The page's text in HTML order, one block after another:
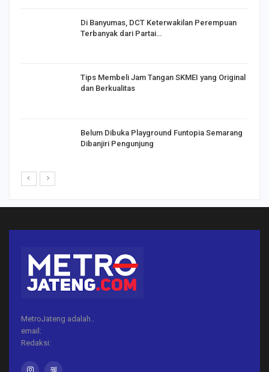
Di Banyumas, DCT Keterwakilan Perempuan
Terbanyak dari Partai…
Tips Membeli Jam Tangan SKMEI yang Original
dan Berkualitas
Belum Dibuka Playground Funtopia Semarang
Dibanjiri Pengunjung
MetroJateng adalah..
email:
Redaksi: